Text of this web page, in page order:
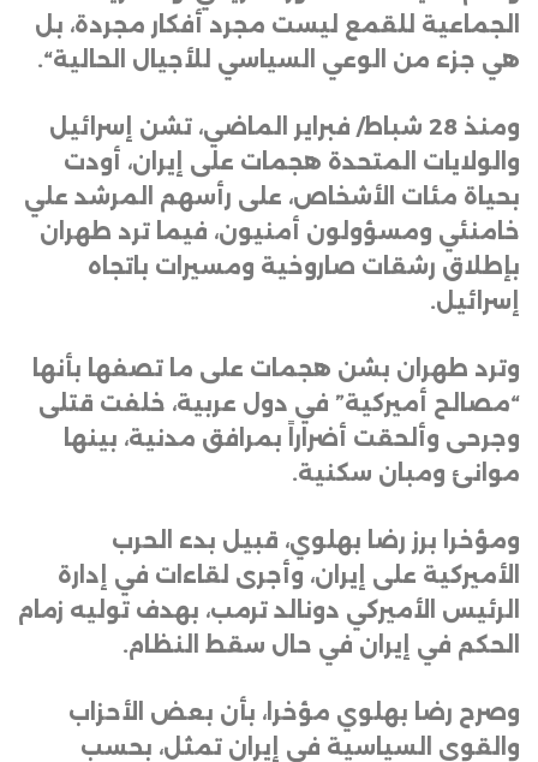
الجماعية للقمع ليست مجرد أفكار مجردة، بل
هي جزء من الوعي السياسي للأجيال الحالية“.
ومنذ 28 شباط/ فبراير الماضي، تشن إسرائيل
والولايات المتحدة هجمات على إيران، أودت
بحياة مئات الأشخاص، على رأسهم المرشد علي
خامنئي ومسؤولون أمنيون، فيما ترد طهران
بإطلاق رشقات صاروخية ومسيرات باتجاه
إسرائيل.
وترد طهران بشن هجمات على ما تصفها بأنها
“مصالح أميركية” في دول عربية، خلفت قتلى
وجرحى وألحقت أضراراً بمرافق مدنية، بينها
موانئ ومبان سكنية.
ومؤخرا برز رضا بهلوي، قبيل بدء الحرب
الأميركية على إيران، وأجرى لقاءات في إدارة
الرئيس الأميركي دونالد ترمب، بهدف توليه زمام
الحكم في إيران في حال سقط النظام.
وصرح رضا بهلوي مؤخرا، بأن بعض الأحزاب
والقوى السياسية في إيران تمثل، بحسب